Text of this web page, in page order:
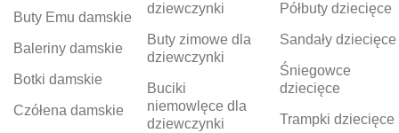
Buty Emu damskie
Baleriny damskie
Botki damskie
Czółena damskie
dziewczynki
Buty zimowe dla
dziewczynki
Buciki
niemowlęce dla
dziewczynki
Półbuty dziecięce
Sandały dziecięce
Śniegowce
dziecięce
Trampki dziecięce